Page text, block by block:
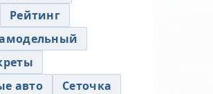
Рейтинг
авто
Сеточка